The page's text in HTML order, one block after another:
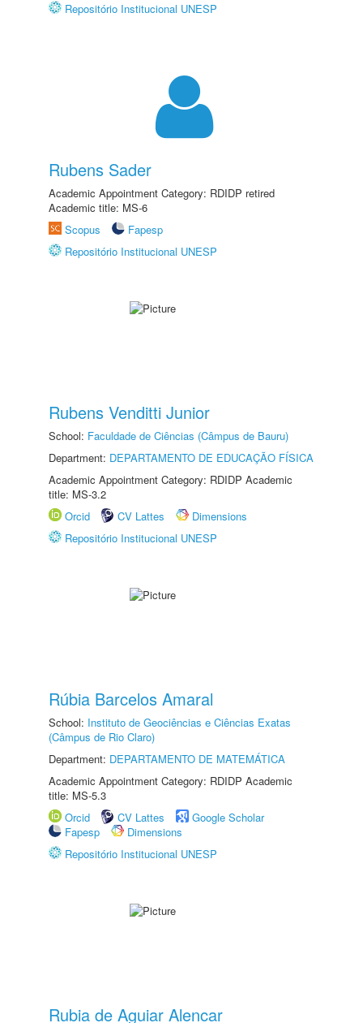
Repositório Institucional UNESP
Rubens Sader
Academic Appointment Category: RDIDP retired
Academic title: MS-6
Scopus
Fapesp
Repositório Institucional UNESP
Rubens Venditti Junior
School: Faculdade de Ciências (Câmpus de Bauru)
Department: DEPARTAMENTO DE EDUCAÇÃO FÍSICA
Academic Appointment Category: RDIDP Academic
title: MS-3.2
Orcid
CV Lattes
Dimensions
Repositório Institucional UNESP
Rúbia Barcelos Amaral
School: Instituto de Geociências e Ciências Exatas
(Câmpus de Rio Claro)
Department: DEPARTAMENTO DE MATEMÁTICA
Academic Appointment Category: RDIDP Academic
title: MS-5.3
Orcid
CV Lattes
Google Scholar
Fapesp
Dimensions
Repositório Institucional UNESP
Rubia de Aguiar Alencar